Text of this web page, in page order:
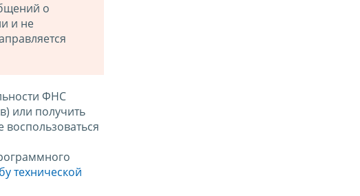
о
и не
ФНС
или получить
технической